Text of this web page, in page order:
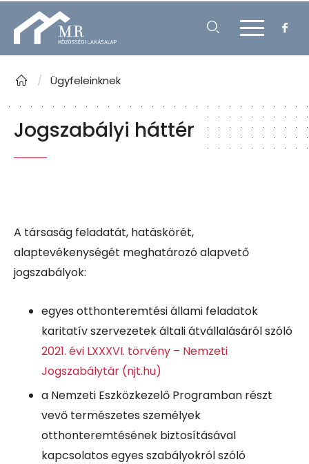
/ Ügyfeleinknek
Jogszabályi háttér
A társaság feladatát, hatáskörét,
alaptevékenységét meghatározó alapvető
jogszabályok:
egyes otthonteremtési állami feladatok
karitatív szervezetek általi átvállalásáról szóló
2021. évi LXXXVI. törvény – Nemzeti
Jogszabálytár (njt.hu)
a Nemzeti Eszközkezelő Programban részt
vevő természetes személyek
otthonteremtésének biztosításával
kapcsolatos egyes szabályokról szóló